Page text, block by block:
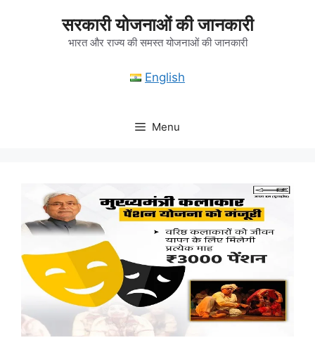
सरकारी योजनाओं की जानकारी
भारत और राज्य की समस्त योजनाओं की जानकारी
English
Menu